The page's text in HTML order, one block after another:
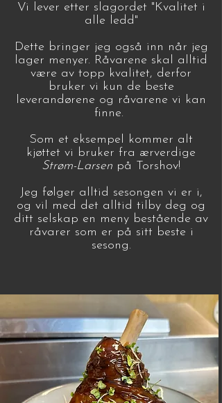
Vi lever etter slagordet "Kvalitet i
alle ledd"
Dette bringer jeg også inn når jeg
lager menyer. Råvarene skal alltid
være av topp kvalitet, derfor
bruker vi kun de beste
leverandørene og råvarene vi kan
finne.
Som et eksempel kommer alt
kjøttet vi bruker fra ærverdige
Strøm-Larsen på Torshov!
Jeg følger alltid sesongen vi er i,
og vil med det alltid tilby deg og
ditt selskap en meny bestående av
råvarer som er på sitt beste i
sesong.